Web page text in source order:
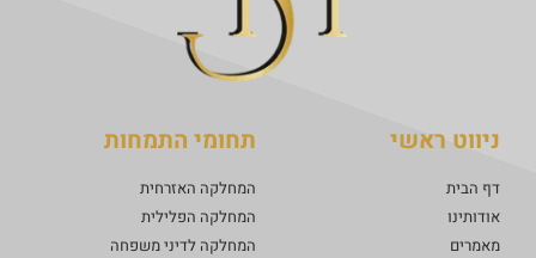
ניווט ראשי
דף הבית
אודותינו
מאמרים
תחומי התמחות
המחלקה האזרחית
המחלקה הפלילית
המחלקה לדיני משפחה